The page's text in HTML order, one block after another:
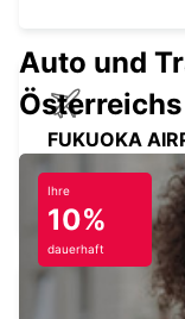
FUKUOKA
TERMINAL
FUKUOKA -
Auto und
Ihre
10%
dauerhaft